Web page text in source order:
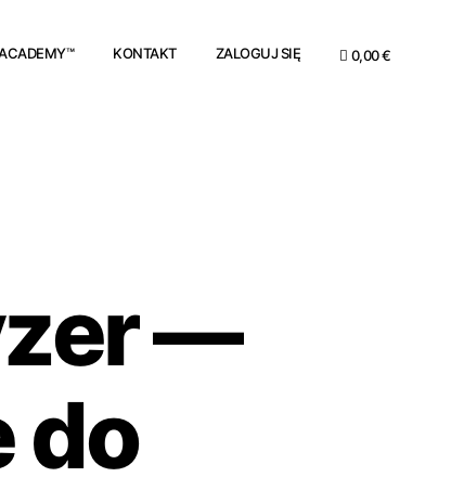
KONTAKT ZALOGUJ SIĘ 0,00 €
—
do